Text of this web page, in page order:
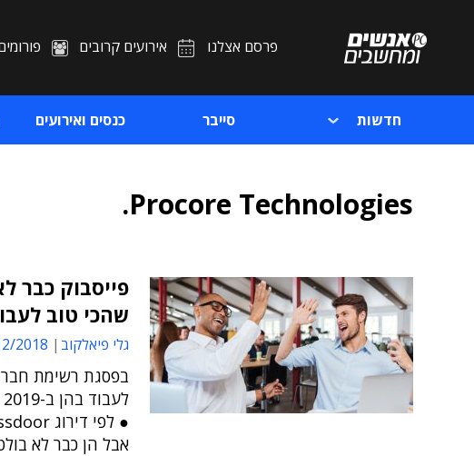
פרסם אצלנו אירועים קרובים
חדשות סייבר כנסים ואירועים
Procore Technologies.
פייסבוק כבר
שהכי טוב
גלי פיאלקוב 13:05
בפסגת רשימת
אבל הן כבר לא